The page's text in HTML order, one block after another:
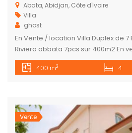
Abata, Abidjan, Côte d'Ivoire
Villa
ghost
En Vente / location Villa Duplex de
Riviera abbata 7pcs sur 400m2 En
location 2.5000.000 Fcfa video
+225 0152608279 Avec piscine En
400 m2 4
Vente